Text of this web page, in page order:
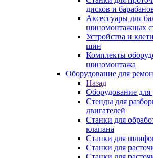
дисков и
Аксессуары для
шиномонтажных
Устройства и
шин
Комплекты
шиномонтажа
Оборудование для
Назад
Оборудование для
Стенды для
двигателей
Станки для
клапана
Станки для
Станки для